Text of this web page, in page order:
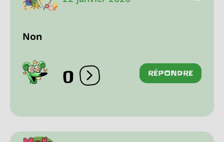
Non
0 Ouvrir les réactions
RÉPONDRE